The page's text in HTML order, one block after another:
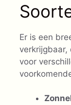
Er is een
verkrijgbaar,
voor